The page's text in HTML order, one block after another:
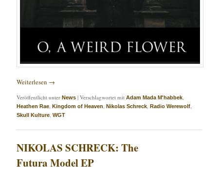
Weiterlesen →
Veröffentlicht unter News |Verschlagwortet mit Adam Mada M'habbek,
Heathen Rae,Kingdom of Heaven,Nikolas Schreck,Radio Werewolf,
Skull Kulture,WGT
NIKOLAS SCHRECK: The
Futura Model EP